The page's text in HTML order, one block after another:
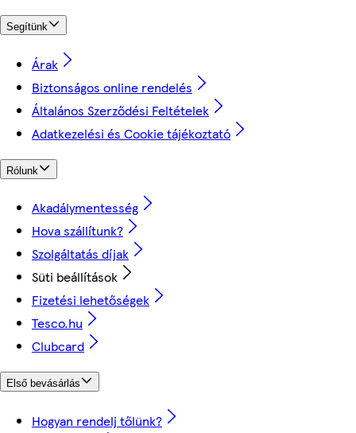
Segítünk
Árak
Biztonságos online rendelés
Általános Szerződési Feltételek
Adatkezelési és Cookie tájékoztató
Rólunk
Akadálymentesség
Hova szállítunk?
Szolgáltatás díjak
Süti beállítások
Fizetési lehetőségek
Tesco.hu
Clubcard
Első bevásárlás
Hogyan rendelj tőlünk?